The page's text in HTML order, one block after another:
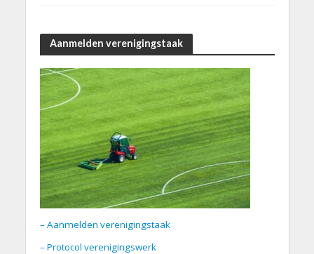
Aanmelden verenigingstaak
– Aanmelden verenigingstaak
– Protocol verenigingswerk